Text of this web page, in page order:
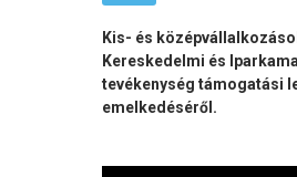
Kis- és
Kereskedelmi és
tevékenység támogatási
emelkedéséről.